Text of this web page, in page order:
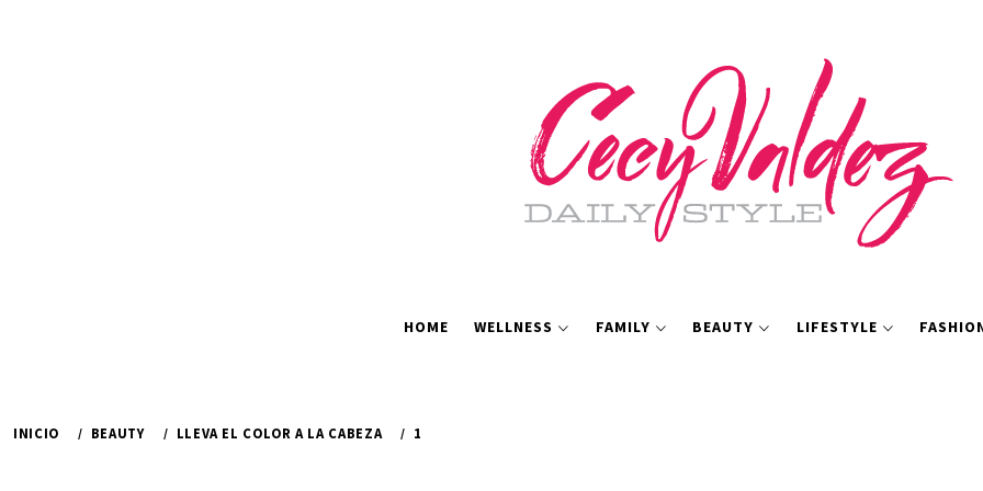
HOME WELLNESS FAMILY BEAUTY LIFESTYLE
INICIO BEAUTY LLEVA EL COLOR A LA CABEZA 1